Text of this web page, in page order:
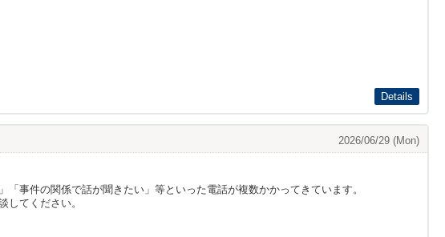
Details
2026/06/29 (Mon)
事件の関係で話が聞きたい」等といった電話が複数かかってきています。
してください。